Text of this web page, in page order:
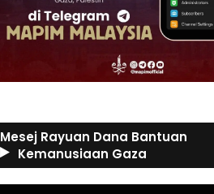
Mesej Rayuan Dana Bantuan
Kemanusiaan Gaza